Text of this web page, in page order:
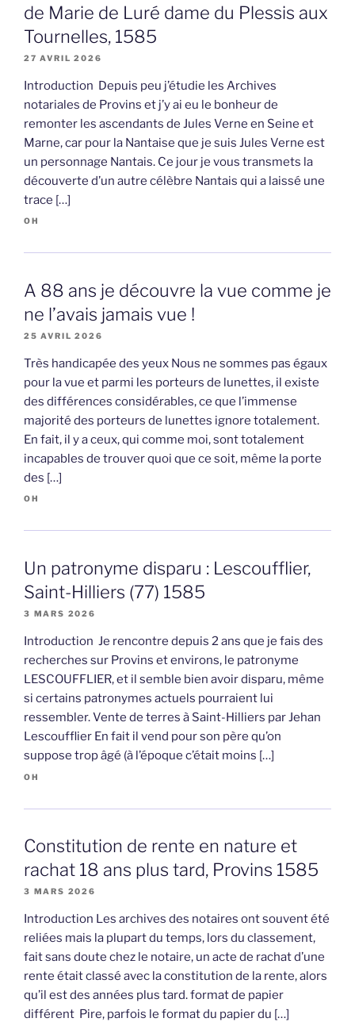
de Marie de Luré dame du Plessis aux
Tournelles, 1585
27 AVRIL 2026
Introduction Depuis peu j’étudie les Archives
notariales de Provins et j’y ai eu le bonheur de
remonter les ascendants de Jules Verne en Seine et
Marne, car pour la Nantaise que je suis Jules Verne est
un personnage Nantais. Ce jour je vous transmets la
découverte d’un autre célèbre Nantais qui a laissé une
trace […]
OH
A 88 ans je découvre la vue comme je
ne l’avais jamais vue !
25 AVRIL 2026
Très handicapée des yeux Nous ne sommes pas égaux
pour la vue et parmi les porteurs de lunettes, il existe
des différences considérables, ce que l’immense
majorité des porteurs de lunettes ignore totalement.
En fait, il y a ceux, qui comme moi, sont totalement
incapables de trouver quoi que ce soit, même la porte
des […]
OH
Un patronyme disparu : Lescoufflier,
Saint-Hilliers (77) 1585
3 MARS 2026
Introduction Je rencontre depuis 2 ans que je fais des
recherches sur Provins et environs, le patronyme
LESCOUFFLIER, et il semble bien avoir disparu, même
si certains patronymes actuels pourraient lui
ressembler. Vente de terres à Saint-Hilliers par Jehan
Lescoufflier En fait il vend pour son père qu’on
suppose trop âgé (à l’époque c’était moins […]
OH
Constitution de rente en nature et
rachat 18 ans plus tard, Provins 1585
3 MARS 2026
Introduction Les archives des notaires ont souvent été
reliées mais la plupart du temps, lors du classement,
fait sans doute chez le notaire, un acte de rachat d’une
rente était classé avec la constitution de la rente, alors
qu’il est des années plus tard. format de papier
différent Pire, parfois le format du papier du […]